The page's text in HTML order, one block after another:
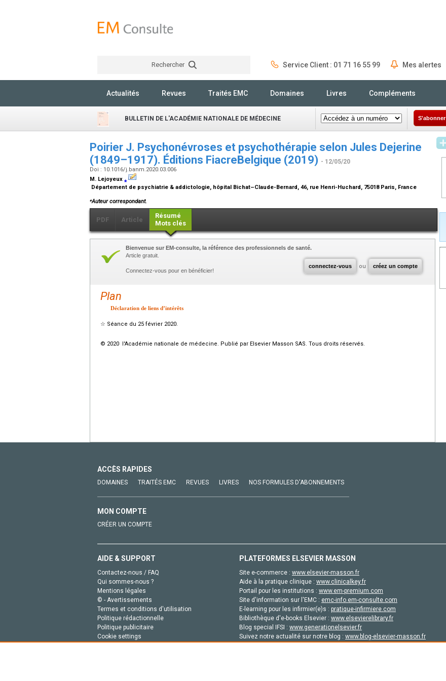
Rechercher Service Client : 01 71 16 55 99 Mes alertes
Actualités Revues Traités EMC Domaines Livres Compléments
BULLETIN DE L'ACADÉMIE NATIONALE DE MÉDECINE S'abonner
Poirier J. Psychonévroses et psychothérapie selon Jules Dejerine
(1849–1917). Éditions FiacreBelgique (2019) - 12/05/20
Doi : 10.1016/j.banm.2020.03.006
M. Lejoyeux ⁎
Département de psychiatrie & addictologie, hôpital Bichat–Claude-Bernard, 46, rue Henri-Huchard, 75018 Paris, France
⁎Auteur correspondant.
PDF Article
Résumé
Mots clés
connectez-vous ou créez un compte
Bienvenue sur EM-consulte, la référence des professionnels de santé.
Article gratuit.
Connectez-vous pour en bénéficier!
Plan
Déclaration de liens d’intérêts
☆ Séance du 25 février 2020.
© 2020 l'Académie nationale de médecine. Publié par Elsevier Masson SAS. Tous droits réservés.
ACCÈS RAPIDES
DOMAINES TRAITÉS EMC REVUES LIVRES NOS FORMULES D'ABONNEMENTS
MON COMPTE
CRÉER UN COMPTE
AIDE & SUPPORT
Contactez-nous / FAQ
Qui sommes-nous ?
Mentions légales
© - Avertissements
Termes et conditions d'utilisation
Politique rédactionnelle
Politique publicitaire
Cookie settings
PLATEFORMES ELSEVIER MASSON
Site e-commerce : www.elsevier-masson.fr
Aide à la pratique clinique : www.clinicalkey.fr
Portail pour les institutions : www.em-premium.com
Site d'information sur l'EMC : emc-info.em-consulte.com
E-learning pour les infirmier(e)s : pratique-infirmiere.com
Bibliothèque d'e-books Elsevier : www.elsevierelibrary.fr
Blog special IFSI : www.generationelsevier.fr
Suivez notre actualité sur notre blog : www.blog-elsevier-masson.fr